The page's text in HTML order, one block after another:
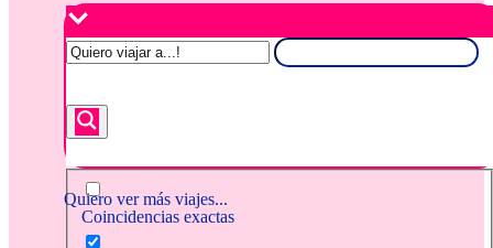
Quiero ver más viajes...
Coincidencias exactas